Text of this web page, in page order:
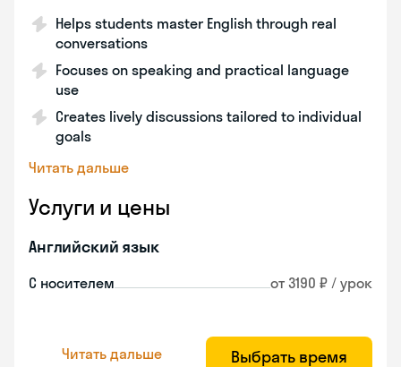
Helps students master English through real
conversations
Focuses on speaking and practical language
use
Creates lively discussions tailored to individual
goals
Читать дальше
Услуги и цены
Английский язык
С носителем от 3190 ₽ / урок
Читать дальше Выбрать время